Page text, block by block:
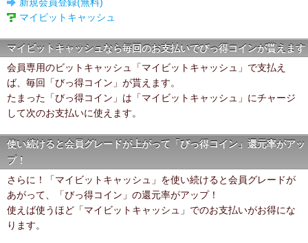
マイビットキャッシュ
マイビットキャッシュなら毎回のお支払いでびっ得コインが貰えます
会員専用のビットキャッシュ「マイビットキャッシュ」で支払え
ば、毎回「びっ得コイン」が貰えます。
たまった「びっ得コイン」は「マイビットキャッシュ」にチャージ
して次のお支払いに使えます。
使い続けると会員グレードが上がって「びっ得コイン」還元率がアッ
プ！
さらに！「マイビットキャッシュ」を使い続けると会員グレードが
あがって、「びっ得コイン」の還元率がアップ！
使えば使うほど「マイビットキャッシュ」でのお支払いがお得にな
ります。